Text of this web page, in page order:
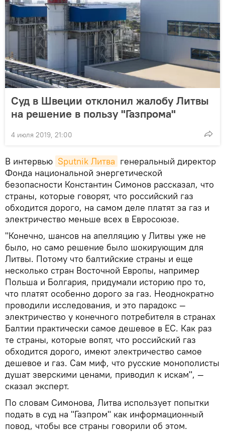
Суд в Швеции отклонил жалобу Литвы
на решение в пользу "Газпрома"
4 июля 2019, 21:00
В интервью Sputnik Литва генеральный директор
Фонда национальной энергетической
безопасности Константин Симонов рассказал, что
страны, которые говорят, что российский газ
обходится дорого, на самом деле платят за газ и
электричество меньше всех в Евросоюзе.
"Конечно, шансов на апелляцию у Литвы уже не
было, но само решение было шокирующим для
Литвы. Потому что балтийские страны и еще
несколько стран Восточной Европы, например
Польша и Болгария, придумали историю про то,
что платят особенно дорого за газ. Неоднократно
проводили исследования, и это парадокс —
электричество у конечного потребителя в странах
Балтии практически самое дешевое в ЕС. Как раз
те страны, которые вопят, что российский газ
обходится дорого, имеют электричество самое
дешевое и газ. Сам миф, что русские монополисты
душат зверскими ценами, приводил к искам", —
сказал эксперт.
По словам Симонова, Литва использует попытки
подать в суд на "Газпром" как информационный
повод, чтобы все страны говорили об этом.